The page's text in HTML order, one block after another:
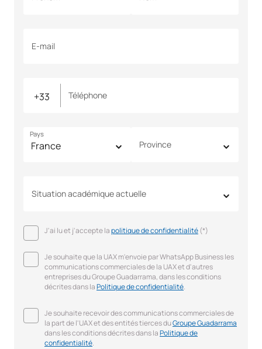
E-mail
Téléphone
Pays
Province
Situation académique actuelle
J'ai lu et j'accepte lapolitique de confidentialité(*)
Je souhaite que la UAX m'envoie par WhatsApp Business les
communications commerciales de la UAX et d'autres
entreprises du Groupe Guadarrama, dans les conditions
décrites dans laPolitique de confidentialité.
Je souhaite recevoir des communications commerciales de
la part de l'UAX et des entités tierces duGroupe Guadarrama
dans les conditions décrites dans laPolitique de
confidentialité.